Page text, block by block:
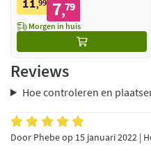
11,99 7,79
Morgen in huis
Reviews
Hoe controleren en
Door Phebe op 15 januari 2022 |